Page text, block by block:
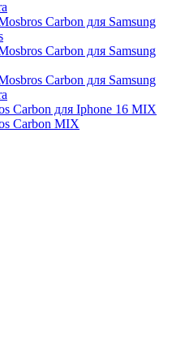
Carbon для Samsung
Carbon для Samsung
Carbon для Samsung
Carbon для Iphone 16 MIX
Carbon MIX